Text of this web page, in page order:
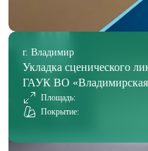
г. Владимир
Укладка сценического
ГАУК ВО «Владимирская
Площадь:
Покрытие: